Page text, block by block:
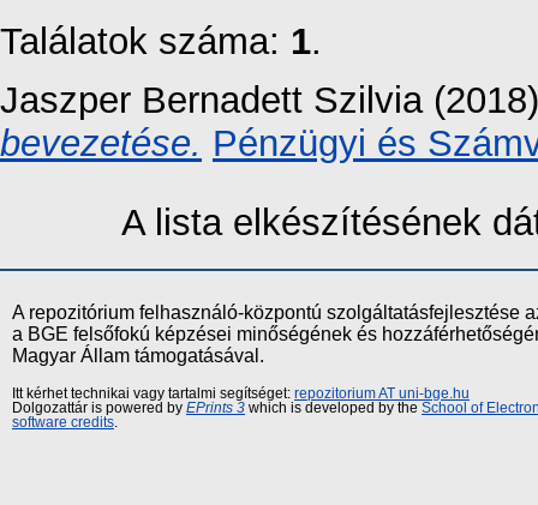
Találatok száma: 1.
Jaszper Bernadett Szilvia
bevezetése. Pénzügyi és
A lista elkészítésének
A repozitórium felhasználó-központú szolgáltatásfejlesztése
a BGE felsőfokú képzései minőségének és
Magyar Állam támogatásával.
Itt kérhet technikai vagy tartalmi segítséget: repozitorium AT uni-bge.hu
Dolgozattár is powered by EPrints 3 which is developed by the School of
software credits